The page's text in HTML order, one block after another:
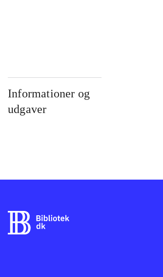
Informationer og
udgaver